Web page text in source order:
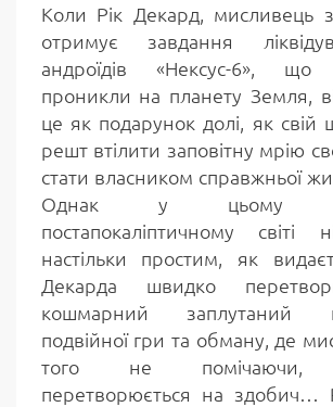
Коли Рік Декард, мисливець
отримує завдання
андроїдів «Нексус-6», що
проникли на планету Земля,
це як подарунок долі, як свій
решт втілити заповітну мрію
стати власником справжньої
Однак у цьому
постапокаліптичному
настільки простим, як
Декарда швидко
кошмарний заплутаний
подвійної гри та обману, де
того не помічаючи,
перетворюється на здобич…